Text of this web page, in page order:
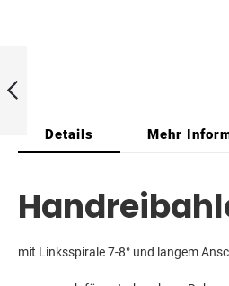
ZurückDetails
mit Linksspirale 7-8° und langem
Mehr